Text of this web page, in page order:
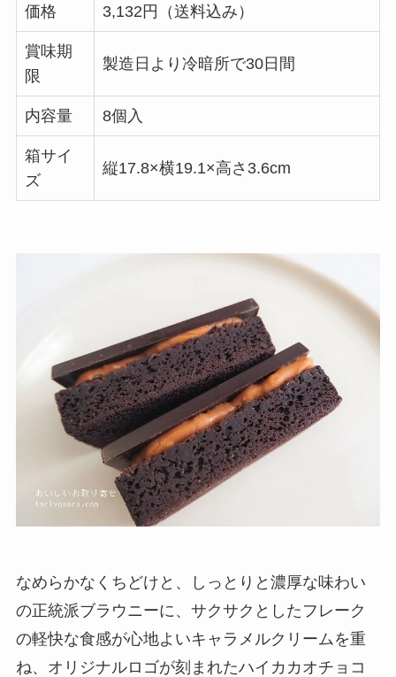
価格 3,132円（送料込み）
賞味期
限
製造日より冷暗所で30日間
内容量 8個入
箱サイ
ズ
縦17.8×横19.1×高さ3.6cm
なめらかなくちどけと、しっとりと濃厚な味わい
の正統派ブラウニーに、サクサクとしたフレーク
の軽快な食感が心地よいキャラメルクリームを重
ね、オリジナルロゴが刻まれたハイカカオチョコ